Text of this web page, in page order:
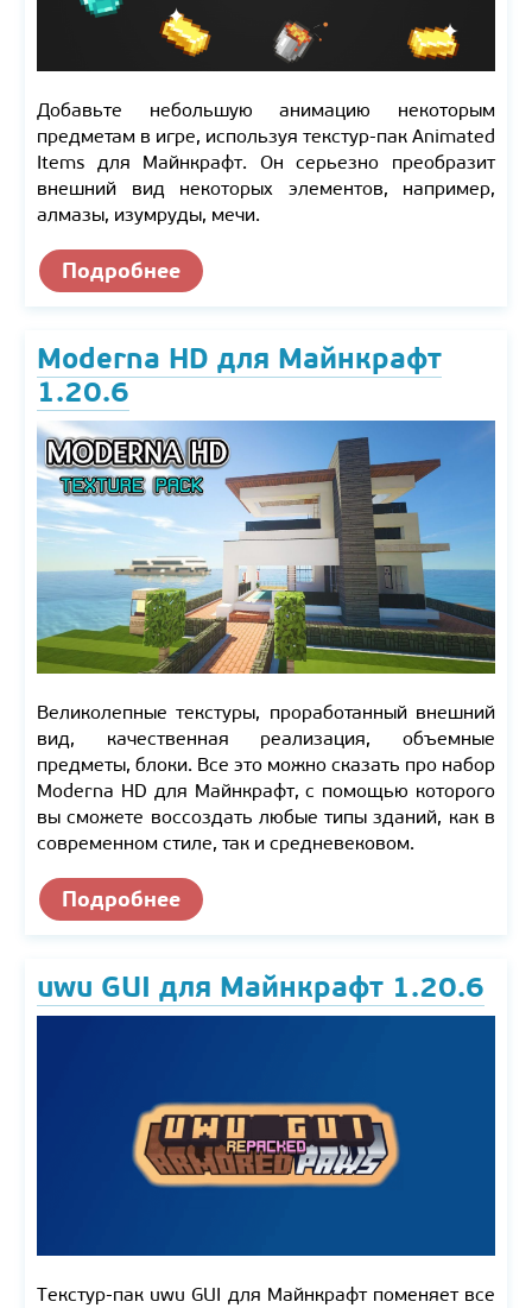
Добавьте небольшую анимацию некоторым
предметам в игре, используя текстур-пак Animated
Items для Майнкрафт. Он серьезно преобразит
внешний вид некоторых элементов, например,
алмазы, изумруды, мечи.
Подробнее
Moderna HD для Майнкрафт
1.20.6
Великолепные текстуры, проработанный внешний
вид, качественная реализация, объемные
предметы, блоки. Все это можно сказать про набор
Moderna HD для Майнкрафт, с помощью которого
вы сможете воссоздать любые типы зданий, как в
современном стиле, так и средневековом.
Подробнее
uwu GUI для Майнкрафт 1.20.6
Текстур-пак uwu GUI для Майнкрафт поменяет все